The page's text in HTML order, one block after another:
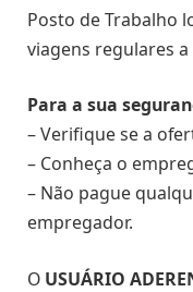
Posto de Trabalho
viagens regulares
Para a sua
– Verifique se a
– Conheça o
– Não pague
empregador.
O USUÁRIO